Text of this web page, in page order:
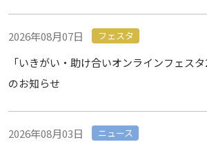
2026年08月07日 フェスタ
「いきがい・助け合いオンラインフェス
のお知らせ
2026年08月03日 ニュース